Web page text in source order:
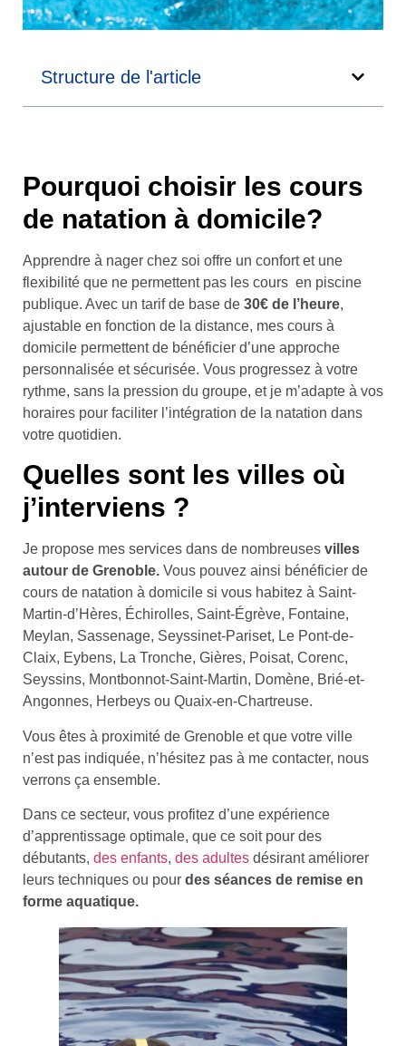
Structure de l'article
Pourquoi choisir les cours
de natation à domicile?
Apprendre à nager chez soi offre un confort et une
flexibilité que ne permettent pas les cours en piscine
publique. Avec un tarif de base de 30€ de l’heure,
ajustable en fonction de la distance, mes cours à
domicile permettent de bénéficier d’une approche
personnalisée et sécurisée. Vous progressez à votre
rythme, sans la pression du groupe, et je m’adapte à vos
horaires pour faciliter l’intégration de la natation dans
votre quotidien.
Quelles sont les villes où
j’interviens ?
Je propose mes services dans de nombreuses villes
autour de Grenoble. Vous pouvez ainsi bénéficier de
cours de natation à domicile si vous habitez à Saint-
Martin-d’Hères, Échirolles, Saint-Égrève, Fontaine,
Meylan, Sassenage, Seyssinet-Pariset, Le Pont-de-
Claix, Eybens, La Tronche, Gières, Poisat, Corenc,
Seyssins, Montbonnot-Saint-Martin, Domène, Brié-et-
Angonnes, Herbeys ou Quaix-en-Chartreuse.
Vous êtes à proximité de Grenoble et que votre ville
n’est pas indiquée, n’hésitez pas à me contacter, nous
verrons ça ensemble.
Dans ce secteur, vous profitez d’une expérience
d’apprentissage optimale, que ce soit pour des
débutants, des enfants, des adultes désirant améliorer
leurs techniques ou pour des séances de remise en
forme aquatique.